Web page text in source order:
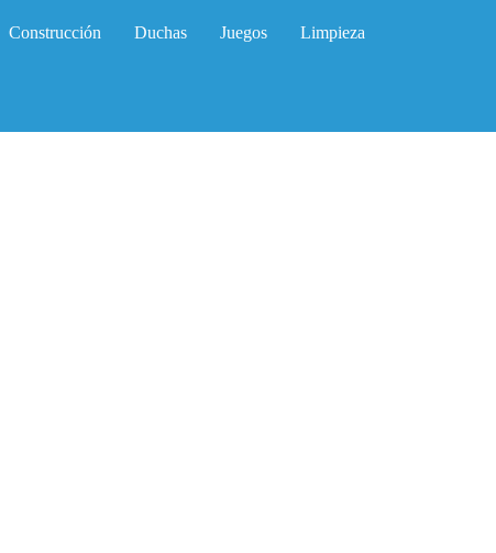
Construcción Duchas Juegos Limpieza